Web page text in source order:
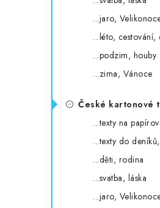
n
e
...jaro,
...léto, cestování,
...podzim, houby
...zima, Vánoce
České kartonové
...texty na
...texty do
...děti, rodina
...svatba, láska
...jaro,